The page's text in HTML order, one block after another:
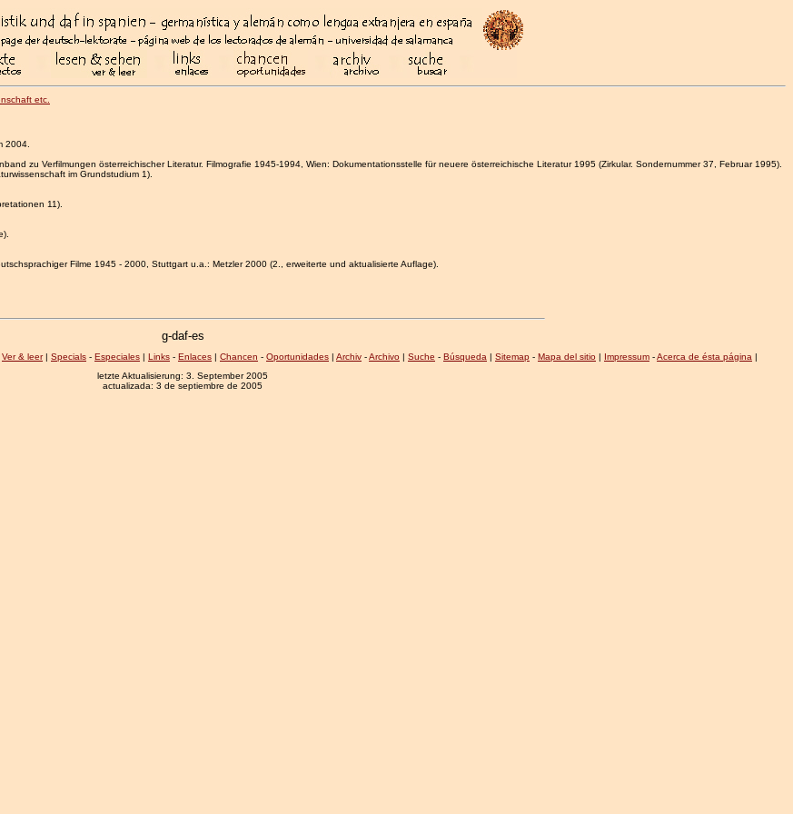
etc.
2004.
zu Verfilmungen österreichischer Literatur. Filmografie 1945-1994, Wien: Dokumentationsstelle für neuere österreichische Literatur 1995 (Zirkular. Sondernummer 37, Februar 1995).
im Grundstudium 1).
11).
Filme 1945 - 2000, Stuttgart u.a.: Metzler 2000 (2., erweiterte und aktualisierte Auflage).
g-daf-es
Ver & leer| Specials - Especiales | Links - Enlaces | Chancen - Oportunidades | Archiv -Archivo | Suche - Búsqueda | Sitemap - Mapa del sitio | Impressum -Acerca de ésta página |
letzte Aktualisierung: 3. September 2005
actualizada: 3 de septiembre de 2005